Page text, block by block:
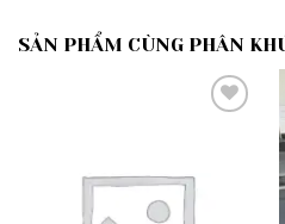
SẢN PHẨM CÙNG PHÂN